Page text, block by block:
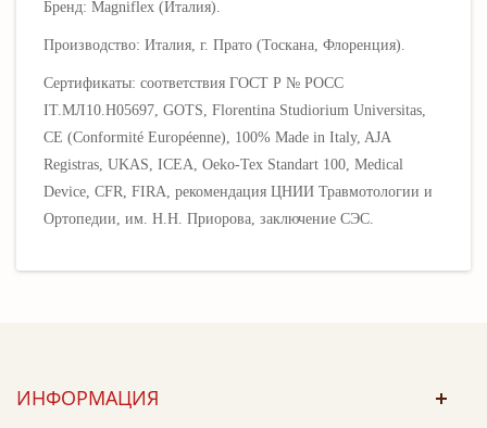
Бренд: Magniflex (Италия).
Производство: Италия, г. Прато (Тоскана, Флоренция).
Сертификаты: соответствия ГОСТ Р № РОСС
IT.МЛ10.Н05697, GOTS, Florentina Studiorium Universitas,
CE (Conformité Européenne), 100% Made in Italy, AJA
Registras, UKAS, ICEA, Oeko-Tex Standart 100, Medical
Device, CFR, FIRA, рекомендация ЦНИИ Травмотологии и
Ортопедии, им. Н.Н. Приорова, заключение СЭС.
ИНФОРМАЦИЯ